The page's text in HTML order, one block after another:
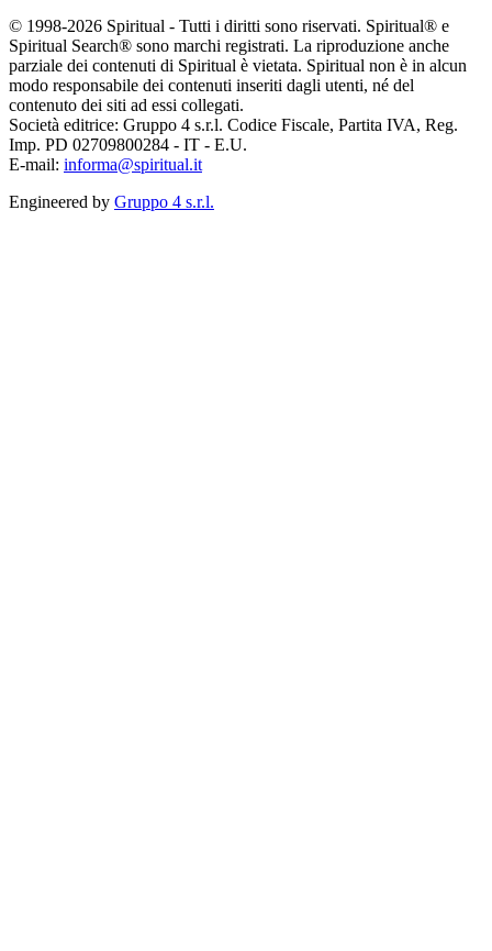
© 1998-2026 Spiritual - Tutti i diritti sono riservati. Spiritual® e
Spiritual Search® sono marchi registrati. La riproduzione anche
parziale dei contenuti di Spiritual è vietata. Spiritual non è in alcun
modo responsabile dei contenuti inseriti dagli utenti, né del
contenuto dei siti ad essi collegati.
Società editrice: Gruppo 4 s.r.l. Codice Fiscale, Partita IVA, Reg.
Imp. PD 02709800284 - IT - E.U.
E-mail: informa@spiritual.it
Engineered by Gruppo 4 s.r.l.